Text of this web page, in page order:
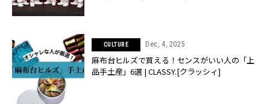
CULTURE Dec, 4, 2025
麻布台ヒルズで買える！センスがいい人の「上
品手土産」6選 | CLASSY.[クラッシィ]